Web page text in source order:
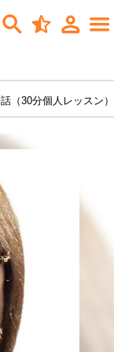
（30分個人レッスン）